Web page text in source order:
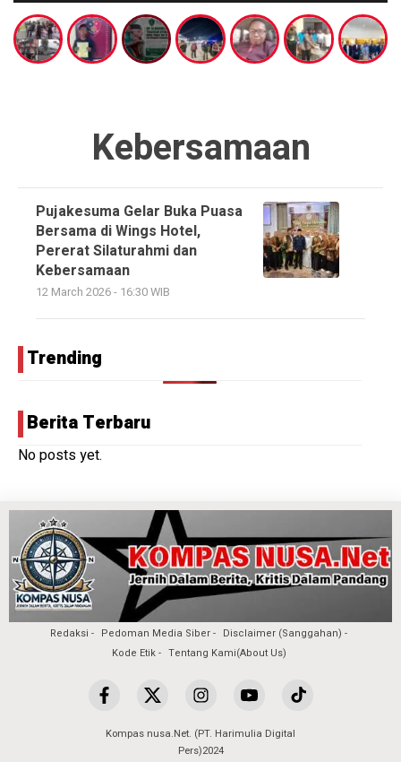
Kebersamaan
Pujakesuma Gelar Buka Puasa
Bersama di Wings Hotel,
Pererat Silaturahmi dan
Kebersamaan
12 March 2026 - 16:30 WIB
Trending
Berita Terbaru
No posts yet.
Redaksi Pedoman Media Siber
Disclaimer (Sanggahan)
Kode Etik
Tentang Kami(About Us)
Kompas nusa.Net. (PT. Harimulia Digital
Pers)2024